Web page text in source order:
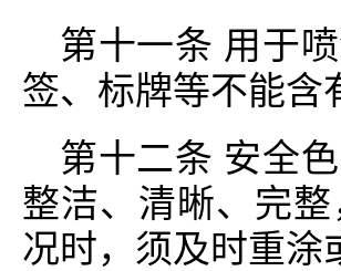
第十一条 用于
签、标牌等不能含
第十二条 安全
整洁、清晰、完
况时，须及时重涂